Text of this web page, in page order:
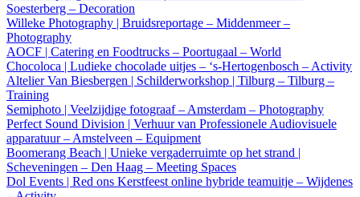
Soesterberg – Decoration
Willeke Photography | Bruidsreportage – Middenmeer –
Photography
AOCF | Catering en Foodtrucks – Poortugaal – World
Chocoloca | Ludieke chocolade uitjes – ‘s-Hertogenbosch – Activity
Altelier Van Biesbergen | Schilderworkshop | Tilburg – Tilburg –
Training
Semiphoto | Veelzijdige fotograaf – Amsterdam – Photography
Perfect Sound Division | Verhuur van Professionele Audiovisuele
apparatuur – Amstelveen – Equipment
Boomerang Beach | Unieke vergaderruimte op het strand |
Scheveningen – Den Haag – Meeting Spaces
Dol Events | Red ons Kerstfeest online hybride teamuitje – Wijdenes